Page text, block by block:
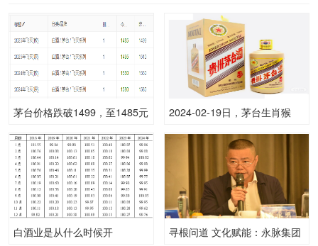
茅台价格跌破1499，至1485元
2024-02-19日，茅台生肖猴
格是多少呢？
白酒业是从什么时候开
寻根问道 文化赋能：永脉集团